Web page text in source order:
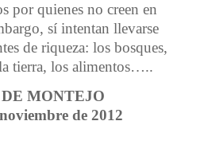
por quienes no creen en
sí intentan llevarse
de riqueza: los bosques,
tierra, los alimentos…..
MONTEJO
de 2012